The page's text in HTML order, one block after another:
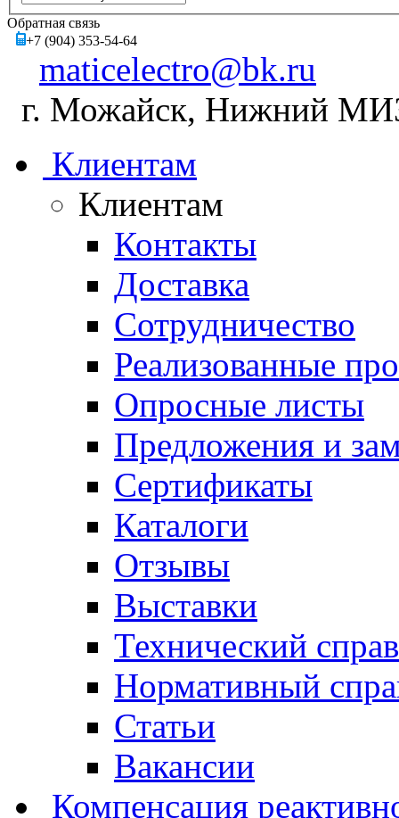
Обратная связь
+7 (904) 353-54-64
maticelectro@bk.ru
г. Можайск, Нижний
Клиентам
Клиентам
Контакты
Доставка
Сотрудничество
Реализованные
Опросные листы
Предложения и
Сертификаты
Каталоги
Отзывы
Выставки
Технический
Нормативный
Статьи
Вакансии
Компенсация